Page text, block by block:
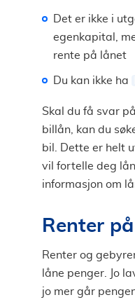
Det er ikke i
egenkapital,
rente på lånet
Du kan ikke ha
Skal du få svar
billån, kan du
bil. Dette er helt
vil fortelle deg
informasjon om
Renter
Renter og
låne penger. Jo
jo mer går